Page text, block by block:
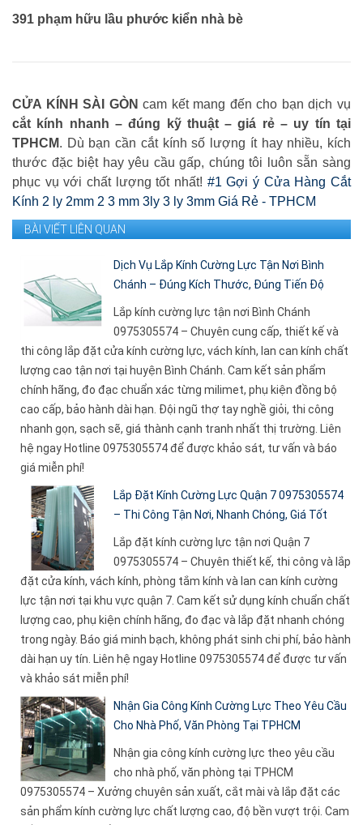
391 phạm hữu lầu phước kiển nhà bè
CỬA KÍNH SÀI GÒN cam kết mang đến cho bạn dịch vụ
cắt kính nhanh – đúng kỹ thuật – giá rẻ – uy tín tại
TPHCM. Dù bạn cần cắt kính số lượng ít hay nhiều, kích
thước đặc biệt hay yêu cầu gấp, chúng tôi luôn sẵn sàng
phục vụ với chất lượng tốt nhất! #1 Gợi ý Cửa Hàng Cắt
Kính 2 ly 2mm 2 3 mm 3ly 3 ly 3mm Giá Rẻ - TPHCM
BÀI VIẾT LIÊN QUAN
Dịch Vụ Lắp Kính Cường Lực Tận Nơi Bình
Chánh – Đúng Kích Thước, Đúng Tiến Độ
Lắp kính cường lực tận nơi Bình Chánh
0975305574 – Chuyên cung cấp, thiết kế và
thi công lắp đặt cửa kính cường lực, vách kính, lan can kính chất
lượng cao tận nơi tại huyện Bình Chánh. Cam kết sản phẩm
chính hãng, đo đạc chuẩn xác từng milimet, phụ kiện đồng bộ
cao cấp, bảo hành dài hạn. Đội ngũ thợ tay nghề giỏi, thi công
nhanh gọn, sạch sẽ, giá thành cạnh tranh nhất thị trường. Liên
hệ ngay Hotline 0975305574 để được khảo sát, tư vấn và báo
giá miễn phí!
Lắp Đặt Kính Cường Lực Quận 7 0975305574
– Thi Công Tận Nơi, Nhanh Chóng, Giá Tốt
Lắp đặt kính cường lực tận nơi Quận 7
0975305574 – Chuyên thiết kế, thi công và lắp
đặt cửa kính, vách kính, phòng tắm kính và lan can kính cường
lực tận nơi tại khu vực quận 7. Cam kết sử dụng kính chuẩn chất
lượng cao, phụ kiện chính hãng, đo đạc và lắp đặt nhanh chóng
trong ngày. Báo giá minh bạch, không phát sinh chi phí, bảo hành
dài hạn uy tín. Liên hệ ngay Hotline 0975305574 để được tư vấn
và khảo sát miễn phí!
Nhận Gia Công Kính Cường Lực Theo Yêu Cầu
Cho Nhà Phố, Văn Phòng Tại TPHCM
Nhận gia công kính cường lực theo yêu cầu
cho nhà phố, văn phòng tại TPHCM
0975305574 – Xưởng chuyên sản xuất, cắt mài và lắp đặt các
sản phẩm kính cường lực chất lượng cao, độ bền vượt trội. Cam